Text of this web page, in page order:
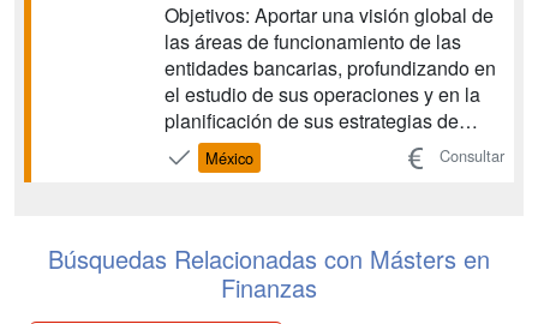
Objetivos: Aportar una visión global de
las áreas de funcionamiento de las
entidades bancarias, profundizando en
el estudio de sus operaciones y en la
planificación de sus estrategias de
negocio. Capacitar al participante en el
uso de las técnicas de gestión de
México Consultar
Búsquedas Relacionadas con Másters en
Finanzas